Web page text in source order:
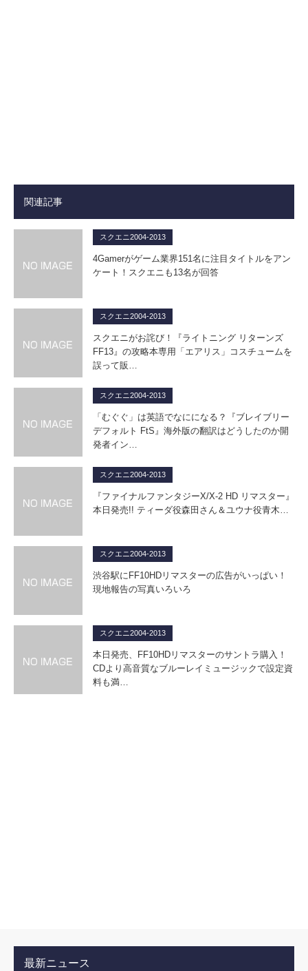
関連記事
スクエニ2004-2013
4Gamerがゲーム業界151名に注目タイトルをアン
ケート！スクエニも13名が回答
スクエニ2004-2013
スクエニがお詫び！『ライトニング リターンズ
FF13』の攻略本専用「エアリス」コスチュームを
誤って販…
スクエニ2004-2013
「むぐぐ」は英語でなにになる？『ブレイブリー
デフォルト FtS』海外版の翻訳はどうしたのか開
発者イン…
スクエニ2004-2013
『ファイナルファンタジーX/X-2 HD リマスター』
本日発売!! ティーダ役森田さん＆ユウナ役青木…
スクエニ2004-2013
渋谷駅にFF10HDリマスターの広告がいっぱい！
現地報告の写真いろいろ
スクエニ2004-2013
本日発売、FF10HDリマスターのサントラ購入！
CDより高音質なブルーレイミュージックで設定資
料も満…
最新ニュース